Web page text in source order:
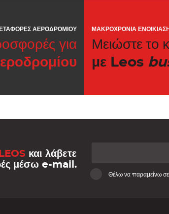
ΑΕΡΟΔΡΟΜΊΟΥ
για
ΜΑΚΡΟΧΡΌΝΙΑ ΕΝΟΙΚΊΑΣΗ
Μειώστε το
με Leos
LEOS και λάβετε
μέσω e-mail.
Θέλω να παραμείνω